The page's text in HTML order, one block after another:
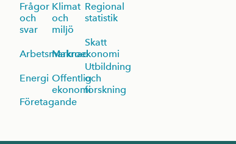
Frågor
och
svar
Arbetsmarknad
Energi
Företagande
Klimat
och
miljö
Makroekonomi
Offentlig
ekonomi
Regional
statistik
Skatt
Utbildning
och
forskning